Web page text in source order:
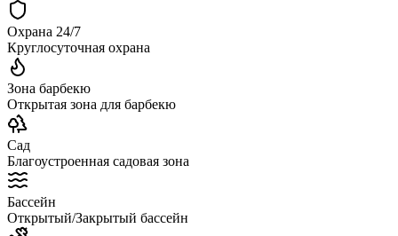
Охрана 24/7
Круглосуточная охрана
Зона барбекю
Открытая зона для барбекю
Сад
Благоустроенная садовая зона
Бассейн
Открытый/Закрытый бассейн